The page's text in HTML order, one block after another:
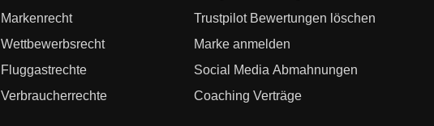
Markenrecht
Wettbewerbsrecht
Fluggastrechte
Verbraucherrechte
Trustpilot Bewertungen löschen
Marke anmelden
Social Media Abmahnungen
Coaching Verträge